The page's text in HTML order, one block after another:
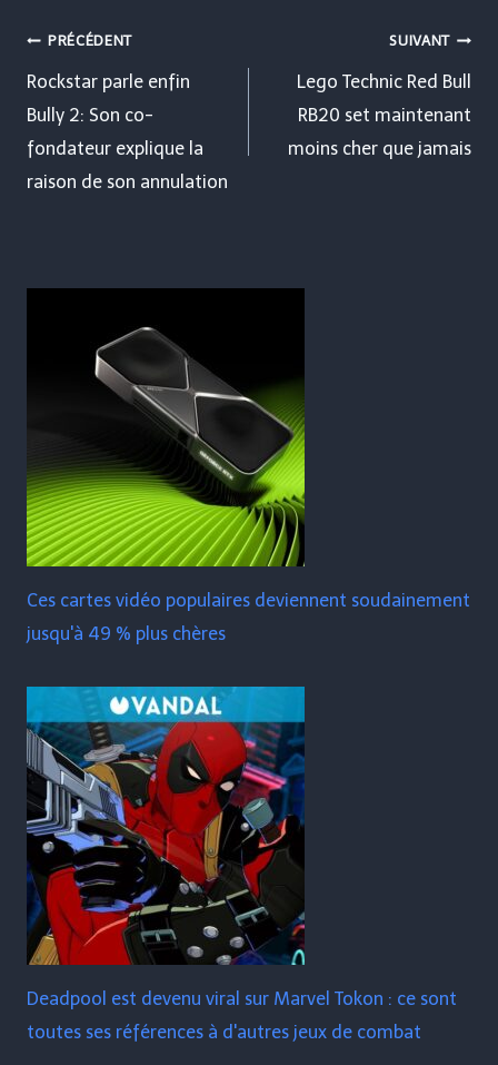
Navigation
de
l’article
PRÉCÉDENT
Rockstar parle enfin
Bully 2: Son co-
fondateur explique la
raison de son annulation
SUIVANT
Lego Technic Red Bull
RB20 set maintenant
moins cher que jamais
Ces cartes vidéo populaires deviennent soudainement
jusqu'à 49 % plus chères
Deadpool est devenu viral sur Marvel Tokon : ce sont
toutes ses références à d'autres jeux de combat